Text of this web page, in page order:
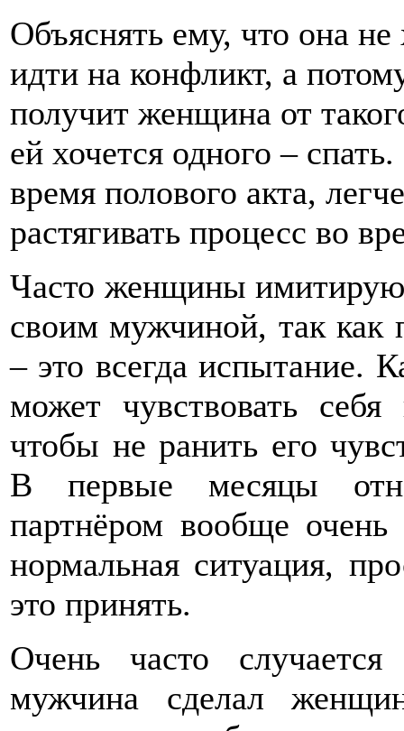
Объяснять ему, что она не
идти на конфликт, а
получит женщина от
ей хочется одного –
время полового акта,
растягивать процесс во
Часто женщины
своим мужчиной, так как
– это всегда испытание.
может чувствовать
чтобы не ранить его
В первые месяцы
партнёром вообще
нормальная ситуация,
это принять.
Очень часто
мужчина сделал